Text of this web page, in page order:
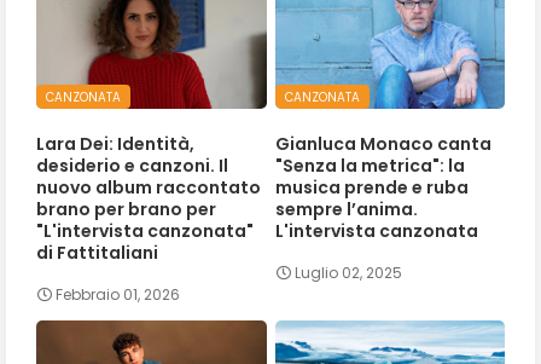
CANZONATA
Lara Dei: Identità,
desiderio e canzoni. Il
nuovo album raccontato
brano per brano per
"L'intervista canzonata"
di Fattitaliani
Febbraio 01, 2026
CANZONATA
Gianluca Monaco canta
"Senza la metrica": la
musica prende e ruba
sempre l’anima.
L'intervista canzonata
Luglio 02, 2025